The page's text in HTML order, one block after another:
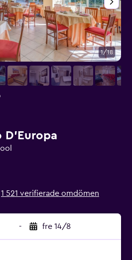
D'Europa
1 521 verifierade omdömen
- fre 14/8
1/18